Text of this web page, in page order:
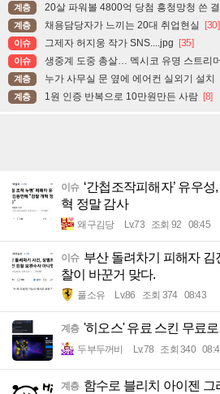
계층 20살 파워볼 4800억 당첨 흥청망청 쓴
계층 채용담당자가 느끼는 20대 취업현실 [30]
이슈 그제자 허지웅 작가 SNS....jpg [35]
이슈 생중계 도중 총살… 멕시코 유명 스트리
계층 누가 사무실 문 옆에 에어컨 실외기 설치
계층 1원 인증 반복으로 10만원만든 사람 [8]
이슈 ‘간첩조작피해자’ 유우
혁 정말 감사
왜구김당 Lv.73 조회 92 08:45
이슈 부산 돌려차기 피해자 김
찰이 바꾼거 맞다.
풀소유 Lv.86 조회 374 08:43
계층 '히오스' 유료 스킨 무료
두부두꺼비 Lv.78 조회 340
계층 함수로 블리치 아이젠 그